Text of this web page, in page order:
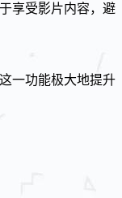
享受影片内容，避
一功能极大地提升